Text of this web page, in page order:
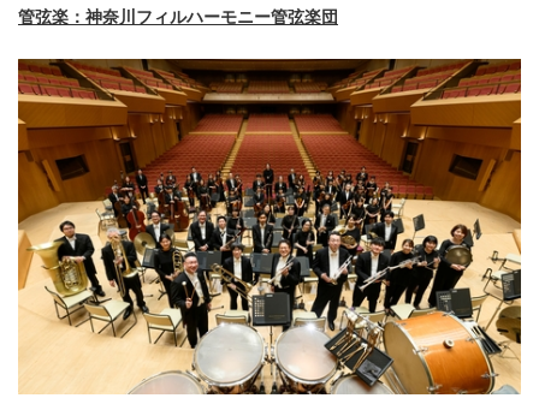
管弦楽：神奈川フィルハーモニー管弦楽団